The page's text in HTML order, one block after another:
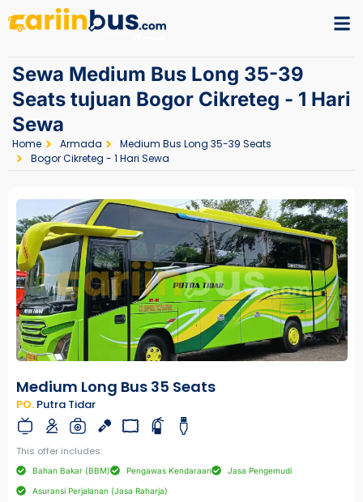
Sewa Medium Bus Long 35-39
Seats tujuan Bogor Cikreteg - 1 Hari
Sewa
Home Armada
Medium Bus Long 35-39 Seats
Bogor Cikreteg - 1 Hari Sewa
Medium Long Bus 35 Seats
PO. Putra Tidar
This offer includes:
Bahan Bakar (BBM) Pengawas Kendaraan Jasa Pengemudi
Asuransi Perjalanan (Jasa Raharja)